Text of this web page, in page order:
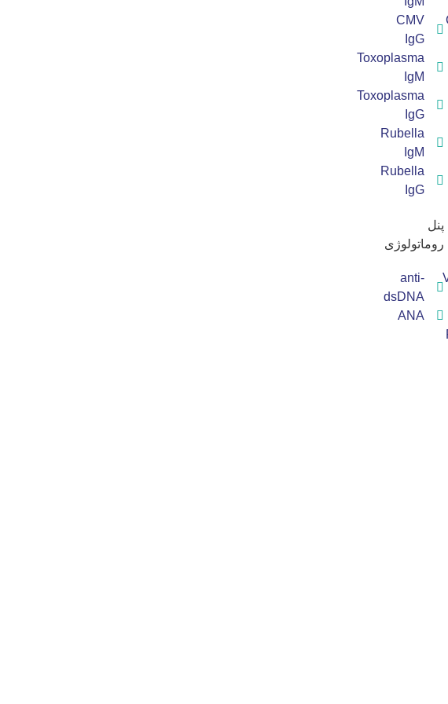
CMV
IgG
Toxoplasma
IgM
Toxoplasma
IgG
Rubella
IgM
Rubella
IgG
پنل
روماتولوژی​
anti-
dsDNA
ANA